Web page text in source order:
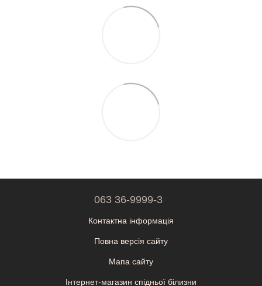
063 36-9999-3
Контактна інформація
Повна версія сайту
Мапа сайту
Інтернет-магазин спідньої білизни